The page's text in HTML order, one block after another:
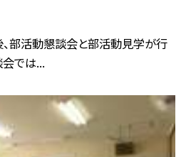
、部活動懇談会と部活動見学が行
会では...